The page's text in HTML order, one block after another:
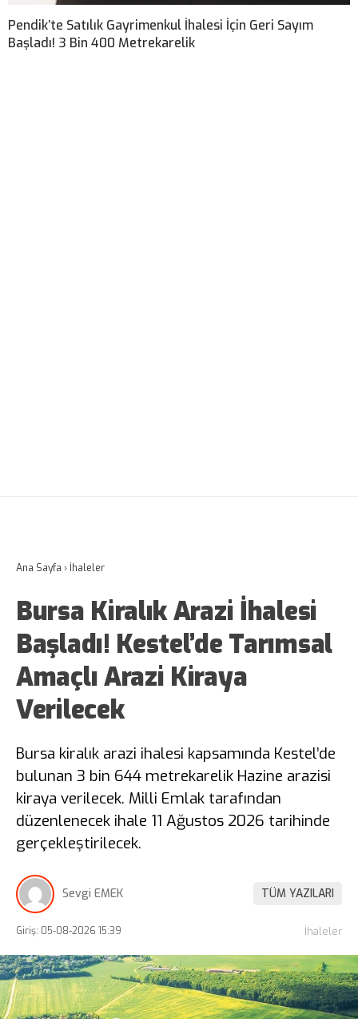
Pendik’te Satılık Gayrimenkul İhalesi İçin Geri Sayım
Başladı! 3 Bin 400 Metrekarelik
Ana Sayfa › İhaleler
Bursa Kiralık Arazi İhalesi
Başladı! Kestel’de Tarımsal
Amaçlı Arazi Kiraya
Verilecek
Bursa kiralık arazi ihalesi kapsamında Kestel’de
bulunan 3 bin 644 metrekarelik Hazine arazisi
kiraya verilecek. Milli Emlak tarafından
düzenlenecek ihale 11 Ağustos 2026 tarihinde
gerçekleştirilecek.
Sevgi EMEK TÜM YAZILARI
Giriş: 05-08-2026 15:39 İhaleler